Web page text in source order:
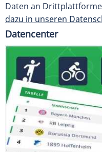
Daten an
dazu in unseren
Datencenter